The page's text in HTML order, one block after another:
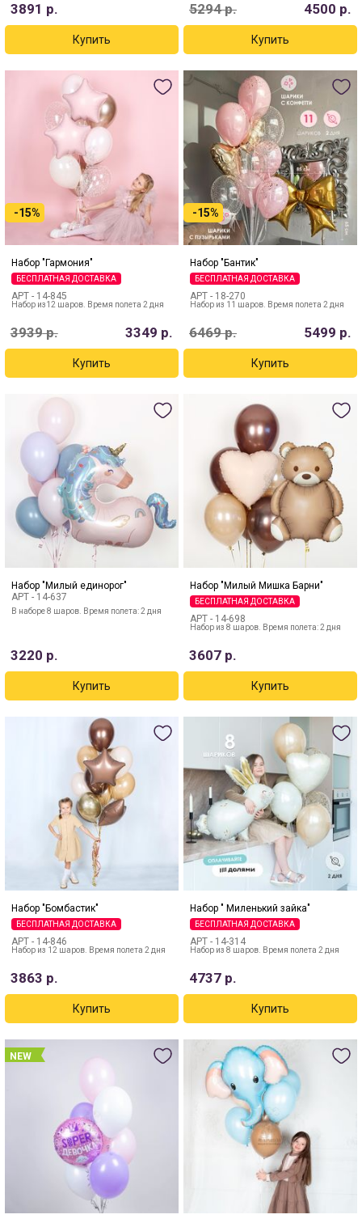
3891 р. 5294р. 4500 р.
-15%
Набор "Гармония"
БЕСПЛАТНАЯ ДОСТАВКА
АРТ - 14-845
Набор из12 шаров. Время полета 2 дня
3939р. 3349 р.
-15%
Набор "Бантик"
БЕСПЛАТНАЯ ДОСТАВКА
АРТ - 18-270
Набор из 11 шаров. Время полета 2 дня
6469р. 5499 р.
Набор "Милый единорог"
АРТ - 14-637
В наборе 8 шаров. Время полета: 2 дня
3220 р.
Набор "Милый Мишка Барни"
БЕСПЛАТНАЯ ДОСТАВКА
АРТ - 14-698
Набор из 8 шаров. Время полета: 2 дня
3607 р.
Набор "Бомбастик"
БЕСПЛАТНАЯ ДОСТАВКА
АРТ - 14-846
Набор из 12 шаров. Время полета 2 дня
3863 р.
Набор " Миленький зайка"
БЕСПЛАТНАЯ ДОСТАВКА
АРТ - 14-314
Набор из 8 шаров. Время полета 2 дня
4737 р.
NEW